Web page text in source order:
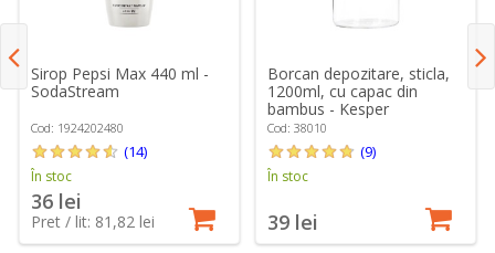
Sirop Pepsi Max 440 ml -
SodaStream
Cod: 1924202480
(14)
În stoc
36 lei
Pret / lit: 81,82 lei
Borcan depozitare, sticla,
1200ml, cu capac din
bambus - Kesper
Cod: 38010
(9)
În stoc
39 lei